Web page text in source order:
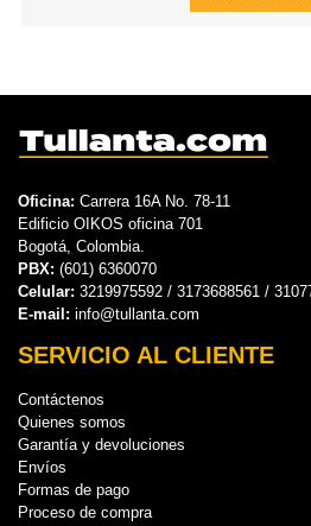
Oficina: Carrera 16A No. 78-11
Edificio OIKOS oficina 701
Bogotá, Colombia.
PBX: (601) 6360070
Celular: 3219975592 / 3173688561 /
E-mail: info@tullanta.com
SERVICIO AL CLIENTE
Contáctenos
Quienes somos
Garantía y devoluciones
Envíos
Formas de pago
Proceso de compra